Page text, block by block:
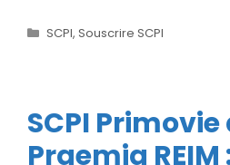
Catégories
SCPI, Souscrire SCPI
SCPI Primovie
Praemia REIM